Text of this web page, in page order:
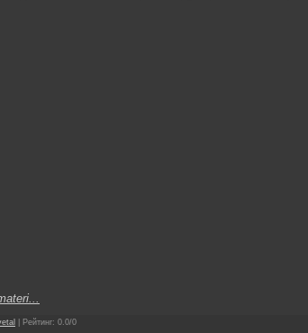
Рейтинг: 0.0/0